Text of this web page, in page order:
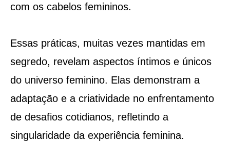
com os cabelos femininos.
Essas práticas, muitas vezes mantidas em
segredo, revelam aspectos íntimos e únicos
do universo feminino. Elas demonstram a
adaptação e a criatividade no enfrentamento
de desafios cotidianos, refletindo a
singularidade da experiência feminina.